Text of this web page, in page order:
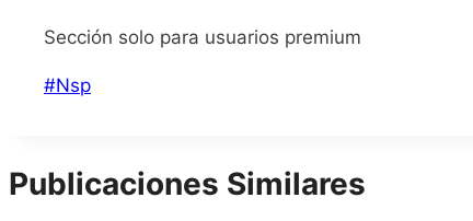
Sección solo para usuarios premium
Etiquetas
entrada:
#Nsp
Publicaciones Similares